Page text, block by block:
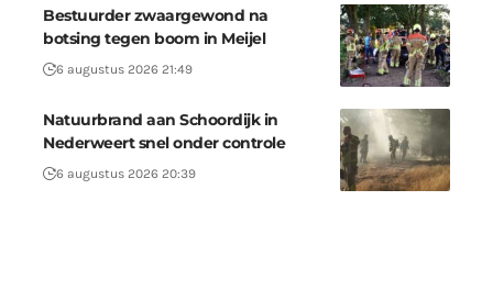
Bestuurder zwaargewond na
botsing tegen boom in Meijel
6 augustus 2026 21:49
Natuurbrand aan Schoordijk in
Nederweert snel onder controle
6 augustus 2026 20:39